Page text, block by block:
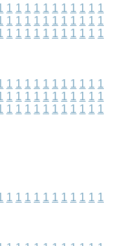
1 1 1 1 1 1 1 1 1 1 1
1 1 1 1 1 1 1 1 1 1 1
1 1 1 1 1 1 1 1 1 1 1
1 1 1 1 1 1 1 1 1 1 1
1 1 1 1 1 1 1 1 1 1 1
1 1 1 1 1 1 1 1 1 1 1
1 1 1 1 1 1 1 1 1 1 1